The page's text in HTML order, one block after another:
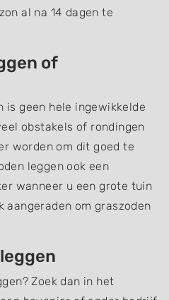
al na 14 dagen te
of
is geen hele ingewikkelde
obstakels of rondingen
worden om dit goed te
leggen ook een
wanneer u een grote tuin
aangeraden om graszoden
Zoek dan in het